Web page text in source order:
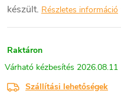
készült. Részletes információ
Raktáron
2026.08.11
Szállítási lehetőségek